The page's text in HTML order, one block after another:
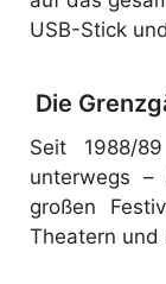
USB-Stick
Die
Seit 1988/
unterwegs
großen
Theatern und